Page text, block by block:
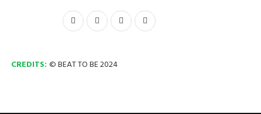
CREDITS: © BEAT TO BE 2024